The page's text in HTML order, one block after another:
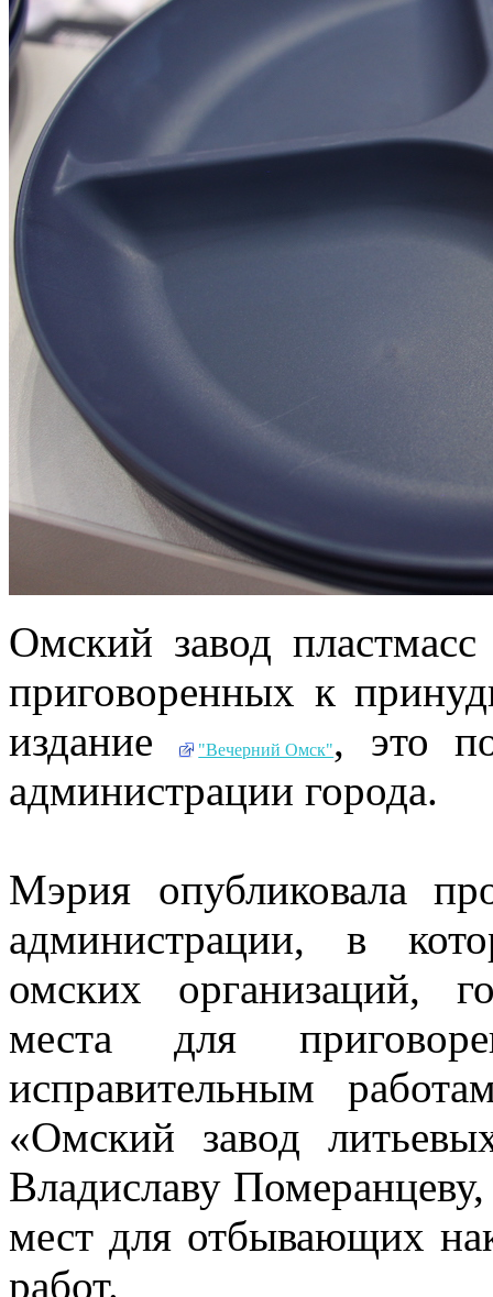
Омский завод
приговоренных к
издание
"Вечерний Омск", это
администрации города.
Мэрия опубликовала
администрации, в
омских организаций,
места для
исправительным
«Омский завод
Владиславу
мест для отбывающих
работ.